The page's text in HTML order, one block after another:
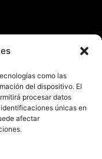
como las
del dispositivo. El
procesar datos
únicas en
afectar